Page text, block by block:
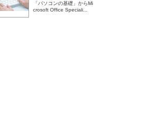
「パソコンの基礎」からMi
crosoft Office Speciali...